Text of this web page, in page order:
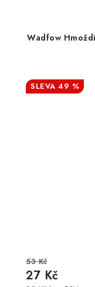
Wadfow
49 %
27 Kč
53 Kč